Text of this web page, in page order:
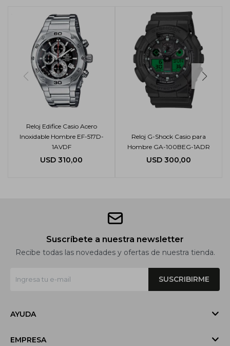
Reloj Edifice Casio Acero
Inoxidable Hombre EF-517D-
1AVDF
USD 310,00
Reloj G-Shock Casio para
Hombre GA-100BEG-1ADR
USD 300,00
Suscríbete a nuestra newsletter
Recibe todas las novedades y ofertas de nuestra tienda.
SUSCRIBIRME
AYUDA
EMPRESA